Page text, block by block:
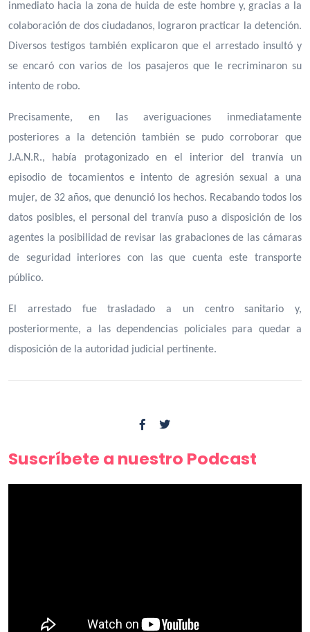
inmediato hacia la zona de huida de este hombre y, gracias a la
colaboración de dos ciudadanos, lograron practicar la detención.
Diversos testigos también explicaron que el arrestado insultó y
se encaró con varios de los pasajeros que le recriminaron su
intento de robo.
Precisamente, en las averiguaciones inmediatamente
posteriores a la detención también se pudo corroborar que
J.A.N.R., había protagonizado en el interior del tranvía un
episodio de tocamientos e intento de agresión sexual a una
mujer, de 32 años, que denunció los hechos. Recabando todos los
datos posibles, el personal del tranvía puso a disposición de los
agentes la posibilidad de revisar las grabaciones de las cámaras
de seguridad interiores con las que cuenta este transporte
público.
El arrestado fue trasladado a un centro sanitario y,
posteriormente, a las dependencias policiales para quedar a
disposición de la autoridad judicial pertinente.
Suscríbete a nuestro Podcast